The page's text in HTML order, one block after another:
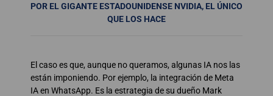
POR EL GIGANTE ESTADOUNIDENSE NVIDIA, EL ÚNICO
QUE LOS HACE
El caso es que, aunque no queramos, algunas IA nos las
están imponiendo. Por ejemplo, la integración de Meta
IA en WhatsApp. Es la estrategia de su dueño Mark